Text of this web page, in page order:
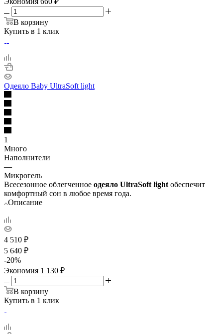
В корзину
Купить в 1 клик
Одеяло Baby UltraSoft light
1
Много
Наполнители
—
Микрогель
Всесезонное облегченное одеяло UltraSoft light обеспечит
комфортный сон в любое время года.
Описание
4 510 ₽
5 640 ₽
-20%
Экономия 1 130 ₽
В корзину
Купить в 1 клик